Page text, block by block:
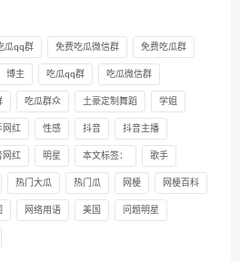
瓜qq群 免费吃瓜微信群 免费吃瓜群
博主 吃瓜qq群 吃瓜微信群
吃瓜群众 土豪定制舞蹈 学姐
网红 性感 抖音 抖音主播
网红 明星 本文标签： 歌手
热门大瓜 热门瓜 网梗 网梗百科
网络用语 美国 问题明星